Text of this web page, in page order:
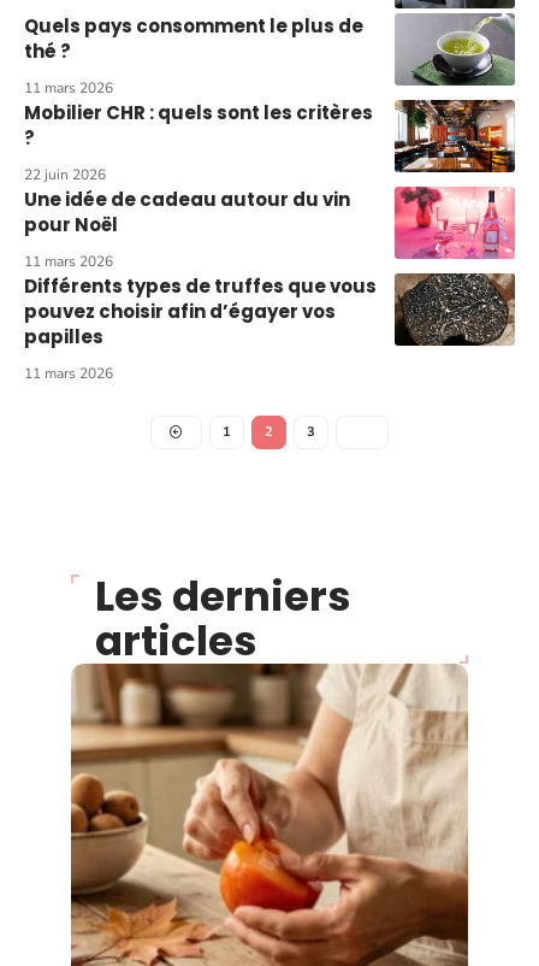
Quels pays consomment le plus de
thé ?
11 mars 2026
Mobilier CHR : quels sont les critères
?
22 juin 2026
Une idée de cadeau autour du vin
pour Noël
11 mars 2026
Différents types de truffes que vous
pouvez choisir afin d’égayer vos
papilles
11 mars 2026
1 2 3
Les derniers
articles